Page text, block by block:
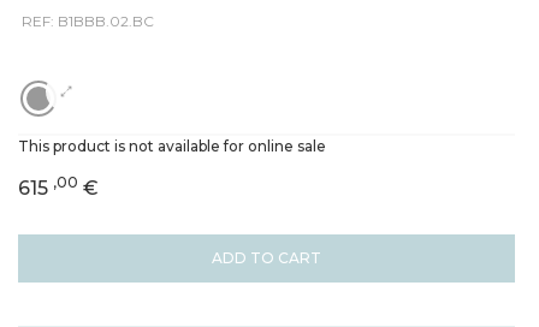
REF: B1BBB.02.BC
This product is not available for online sale
ADD TO CART
615 ,00 €